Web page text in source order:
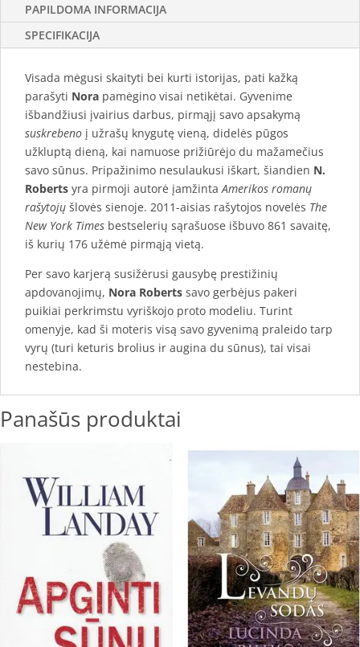
PAPILDOMA INFORMACIJA
SPECIFIKACIJA
Visada mėgusi skaityti bei kurti istorijas, pati kažką
parašyti Nora pamėgino visai netikėtai. Gyvenime
išbandžiusi įvairius darbus, pirmąjį savo apsakymą
suskrebeno į užrašų knygutę vieną, didelės pūgos
užkluptą dieną, kai namuose prižiūrėjo du mažamečius
savo sūnus. Pripažinimo nesulaukusi iškart, šiandien N.
Roberts yra pirmoji autorė įamžinta Amerikos romanų
rašytojų šlovės sienoje. 2011-aisias rašytojos novelės The
New York Times bestselerių sąrašuose išbuvo 861 savaitę,
iš kurių 176 užėmė pirmąją vietą.
Per savo karjerą susižėrusi gausybę prestižinių
apdovanojimų, Nora Roberts savo gerbėjus pakeri
puikiai perkrimstu vyriškojo proto modeliu. Turint
omenyje, kad ši moteris visą savo gyvenimą praleido tarp
vyrų (turi keturis brolius ir augina du sūnus), tai visai
nestebina.
Panašūs produktai